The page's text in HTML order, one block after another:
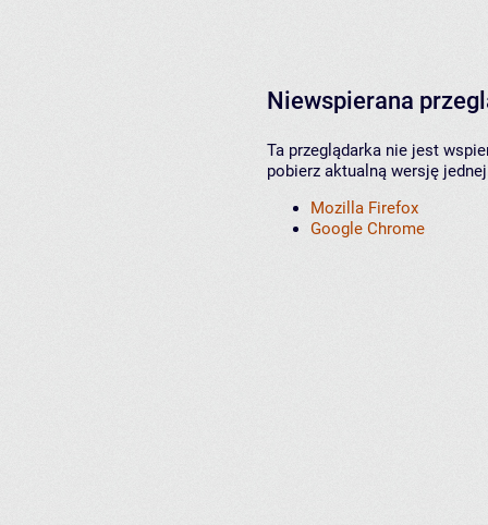
Niewspierana
Ta przeglądarka nie jest
pobierz aktualną wersję
Mozilla Firefox
Google Chrome